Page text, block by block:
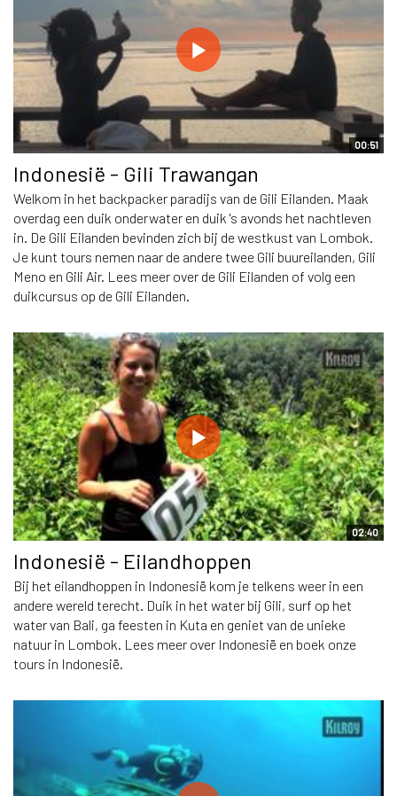
00:51
Indonesië - Gili Trawangan
Welkom in het backpacker paradijs van de Gili Eilanden. Maak
overdag een duik onderwater en duik 's avonds het nachtleven
in. De Gili Eilanden bevinden zich bij de westkust van Lombok.
Je kunt tours nemen naar de andere twee Gili buureilanden, Gili
Meno en Gili Air. Lees meer over de Gili Eilanden of volg een
duikcursus op de Gili Eilanden.
02:40
Indonesië - Eilandhoppen
Bij het eilandhoppen in Indonesië kom je telkens weer in een
andere wereld terecht. Duik in het water bij Gili, surf op het
water van Bali, ga feesten in Kuta en geniet van de unieke
natuur in Lombok. Lees meer over Indonesië en boek onze
tours in Indonesië.